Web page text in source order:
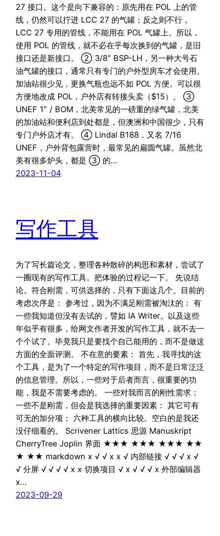
27 接口。这个是向下兼容的：原先用在 POL 上的管
线，仍然可以拧进 LCC 27 的气罐；反之则不行，
LCC 27 专用的管线，不能用在 POL 气罐上。所以，
使用 POL 的管线，就不必在乎每次换到的气罐，是旧
接口还是新接口。 ② 3/8″ BSP-LH，另一种大号石
油气罐的接口，通常只有专门的户外型房车才会使用。
加油站很少见，更换气瓶也远不如 POL 方便。可以很
方便地改成 POL，户外店有转接头卖（$15）。 ③
UNEF 1″ / BOM，北美常见的一磅重的绿气罐，北美
的加油站和便利店到处都是，但澳洲和中国很少，只有
专门户外店才有。 ④ Lindal B188，又名 7/16
UNEF，户外背包露营时，最常见的扁圆气罐。虽然北
美有很多炉头，都是 ③ 的…
2023-11-04
写作工具
为了写长篇论文，整理各种散碎的构思和素材，尝试了
一圈现有的写作工具。把体验的过程记一下。 先说结
论。符合刚需，可供选择的，只有下面这几个。目前的
考虑次序是： 参考过，因为不满足刚需被淘汰的： 有
一些我知道但没有去试的，譬如 IA Writer。以及这些
年似乎有很多，给网文作者开发的写作工具，就不去一
个个试了。毕竟我只是要找个自己能用的，而不是做这
方面的全面评测。 不在意的要素： 首先，我寻找的这
个工具，是为了一个特定的写作项目，而不是日常泛泛
的信息管理。所以，一些对于后者而言，很重要的功
能，我是不需要考虑的。 一些对我而言的刚性需求：
一些不是刚需，但会是我选择的重要因素： 其它可有
可无的加分项： 六种工具的横向比较。空白的是我还
没仔细看的。 Scrivener Lattics 思源 Manuskript
CherryTree Joplin 界面 ★★★ ★★★ ★★★ ★★
★ ★★ markdown x √ √ x x √ 内部链接 √ √ √ x √
√ 分屏 √ √ √ √ x x 切换项目 √ x √ √ √ x 外部编辑器
x…
2023-09-29